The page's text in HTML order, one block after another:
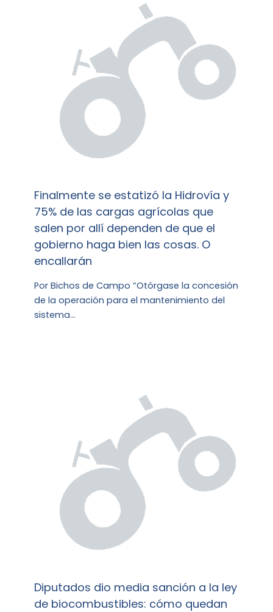
Finalmente se estatizó la Hidrovía y
75% de las cargas agrícolas que
salen por allí dependen de que el
gobierno haga bien las cosas. O
encallarán
Por Bichos de Campo “Otórgase la concesión
de la operación para el mantenimiento del
sistema…
Diputados dio media sanción a la ley
de biocombustibles: cómo quedan